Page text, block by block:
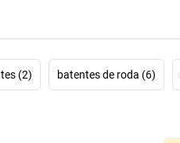
(2) batentes de roda (6)